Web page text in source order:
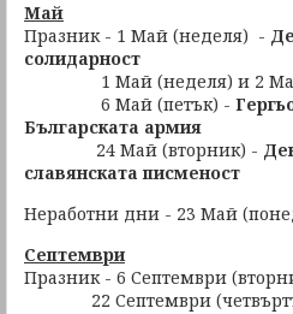
Май
Празник - 1 Май (неделя) -
солидарност
1 Май (неделя) и 2 Май
6 Май (петък) -
Българската армия
24 Май (вторник) -
славянската писменост
Неработни дни - 23 Май
Септември
Празник - 6 Септември
22 Септември